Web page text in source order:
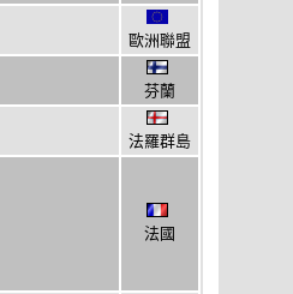
歐洲聯盟
芬蘭
法羅群島
法國